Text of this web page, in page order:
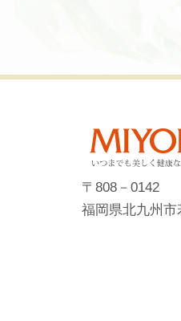
〒808－0142
福岡県北九州